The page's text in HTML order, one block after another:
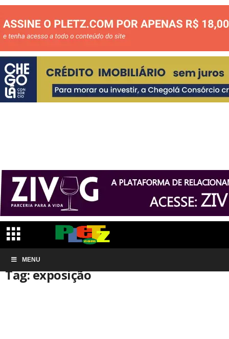
MENU
Início Tags
Tag: exposição